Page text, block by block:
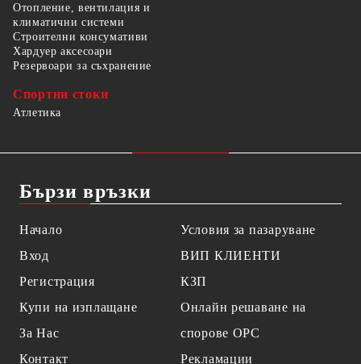
Отопление, вентилация и
климатични системи
Строителни консумативи
Хардуер аксесоари
Резервоари за съхранение
Спортни стоки
Атлетика
Бързи връзки
Начало
Вход
Регистрация
Купи на изплащане
За Нас
Контакт
Условия за пазаруване
ВИП КЛИЕНТИ
КЗП
Онлайн решаване на
спорове OPC
Рекламации